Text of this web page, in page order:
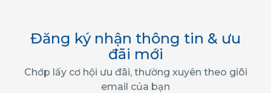
Đăng ký nhận thông tin & ưu
đãi mới
Chớp lấy cơ hội ưu đãi, thường xuyên theo giõi
email của bạn